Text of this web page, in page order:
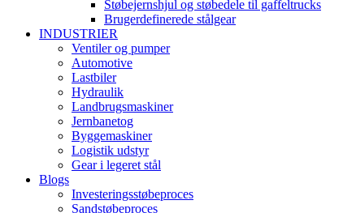
Støbejernshjul og støbedele til gaffeltrucks
Brugerdefinerede stålgear
INDUSTRIER
Ventiler og pumper
Automotive
Lastbiler
Hydraulik
Landbrugsmaskiner
Jernbanetog
Byggemaskiner
Logistik udstyr
Gear i legeret stål
Blogs
Investeringsstøbeproces
Sandstøbeproces